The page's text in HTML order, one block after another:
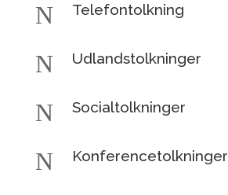
N Telefontolkning
N Udlandstolkninger
N Socialtolkninger
N Konferencetolkninger